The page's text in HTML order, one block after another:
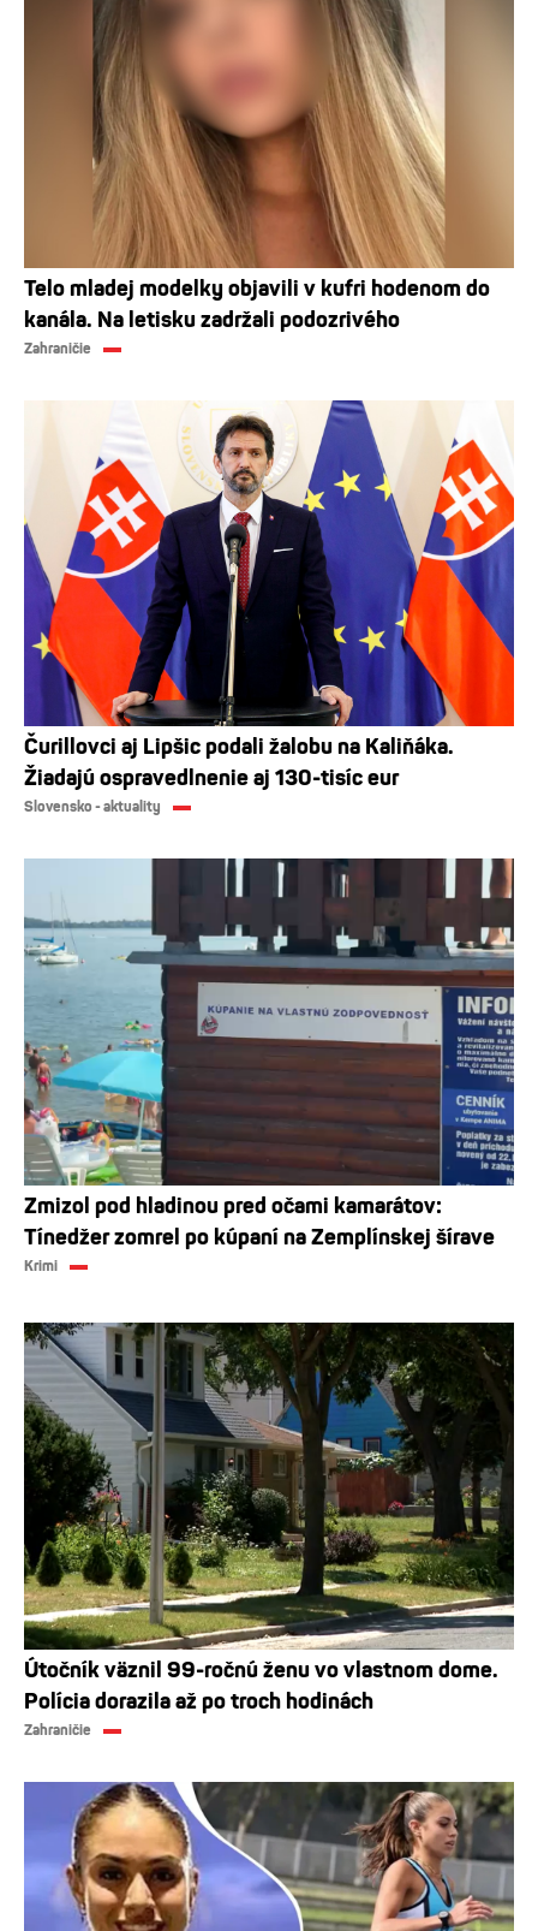
Telo mladej modelky objavili v kufri hodenom do
kanála. Na letisku zadržali podozrivého
Zahraničie
Čurillovci aj Lipšic podali žalobu na Kaliňáka.
Žiadajú ospravedlnenie aj 130-tisíc eur
Slovensko - aktuality
Zmizol pod hladinou pred očami kamarátov:
Tínedžer zomrel po kúpaní na Zemplínskej šírave
Krimi
Útočník väznil 99-ročnú ženu vo vlastnom dome.
Polícia dorazila až po troch hodinách
Zahraničie